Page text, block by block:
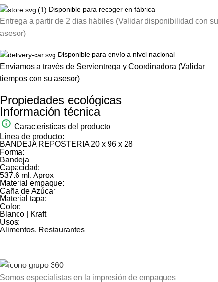
Disponible para recoger en fábrica
Entrega a partir de 2 días hábiles (Validar disponibilidad con su
asesor)
Disponible para envío a nivel nacional
Enviamos a través de Servientrega y Coordinadora (Validar
tiempos con su asesor)
Propiedades ecológicas
Información técnica
Caracteristicas del producto
Línea de producto:
BANDEJA REPOSTERIA 20 x 96 x 28
Forma:
Bandeja
Capacidad:
537.6 ml. Aprox
Material empaque:
Caña de Azúcar
Material tapa:
Color:
Blanco | Kraft
Usos:
Alimentos, Restaurantes
Somos especialistas en la impresión de empaques